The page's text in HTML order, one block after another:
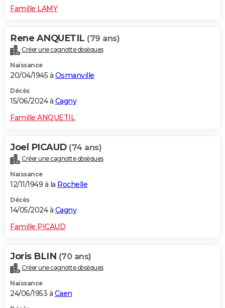
Famille LAMY
Rene ANQUETIL (79 ans)
Créer une cagnotte obsèques
Naissance
20/04/1945 à Osmanville
Décès
15/06/2024 à Cagny
Famille ANQUETIL
Joel PICAUD (74 ans)
Créer une cagnotte obsèques
Naissance
12/11/1949 à la Rochelle
Décès
14/05/2024 à Cagny
Famille PICAUD
Joris BLIN (70 ans)
Créer une cagnotte obsèques
Naissance
24/06/1953 à Caen